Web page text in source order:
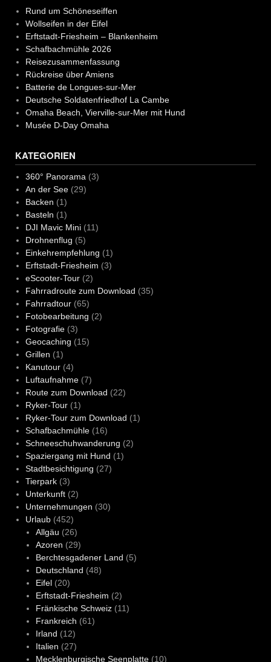
Rund um Schöneseiffen
Wollseifen in der Eifel
Erftstadt-Friesheim – Blankenheim
Schafbachmühle 2026
Reisezusammenfassung
Rückreise über Amiens
Batterie de Longues-sur-Mer
Deutsche Soldatenfriedhof La Cambe
Omaha Beach, Vierville-sur-Mer mit Hund
Musée D-Day Omaha
KATEGORIEN
360° Panorama (3)
An der See(29)
Backen (1)
Basteln (1)
DJI Mavic Mini(11)
Drohnenflug (5)
Einkehrempfehlung (1)
Erftstadt-Friesheim (3)
eScooter-Tour(2)
Fahrradroute zum Download (35)
Fahrradtour(65)
Fotobearbeitung (2)
Fotografie(3)
Geocaching (15)
Grillen (1)
Kanutour(4)
Luftaufnahme(7)
Route zum Download (22)
Ryker-Tour(1)
Ryker-Tour zum Download (1)
Schafbachmühle(16)
Schneeschuhwanderung (2)
Spaziergang mit Hund (1)
Stadtbesichtigung (27)
Tierpark(3)
Unterkunft(2)
Unternehmungen (30)
Urlaub(452)
Allgäu (26)
Azoren (29)
Berchtesgadener Land (5)
Deutschland (48)
Eifel(20)
Erftstadt-Friesheim (2)
Fränkische Schweiz(11)
Frankreich (61)
Irland (12)
Italien (27)
Mecklenburgische Seenplatte(10)